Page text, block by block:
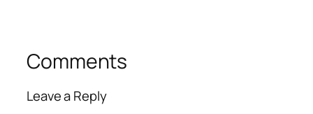
Comments
Leave a Reply